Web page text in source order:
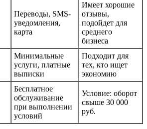
Переводы, SMS-
уведомления,
карта
Имеет хорошие
отзывы,
подойдет для
среднего
бизнеса
Минимальные
услуги, платные
выписки
Подходит для
тех, кто ищет
экономию
Бесплатное
обслуживание
при выполнении
условий
Условие: оборот
свыше 30 000
руб.